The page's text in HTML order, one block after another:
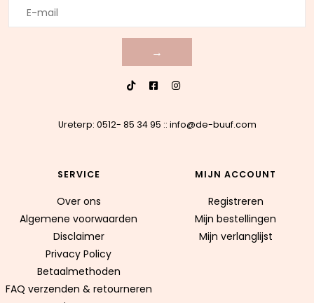
→
Ureterp: 0512- 85 34 95 :: info@de-buuf.com
SERVICE
Over ons
Algemene voorwaarden
Disclaimer
Privacy Policy
Betaalmethoden
FAQ verzenden & retourneren
MIJN ACCOUNT
Registreren
Mijn bestellingen
Mijn verlanglijst